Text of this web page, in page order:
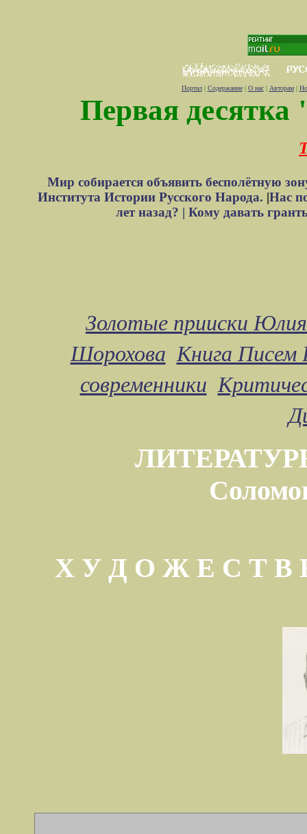
Портал| Содержание| О нас| Авторам|
Первая десятка
Мир собирается объявить бесполётную
Института Истории Русского Народа. |Нас
лет назад? | Кому давать
Золотые прииски
Шорохова Книга Писем
современники
Х У Д О Ж Е С Т